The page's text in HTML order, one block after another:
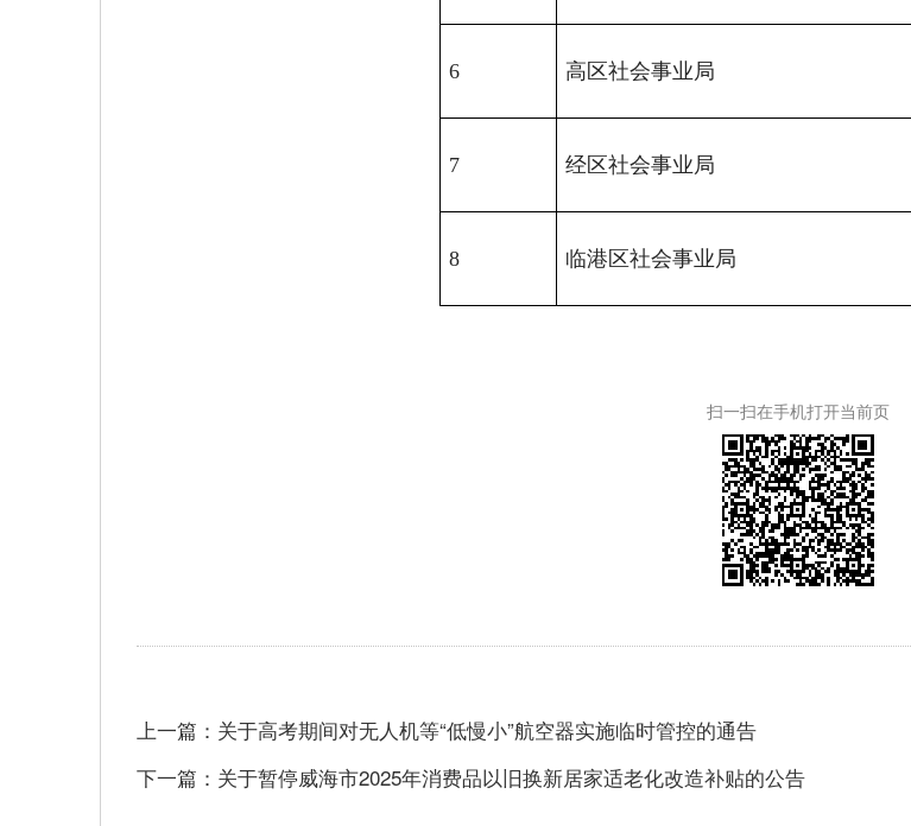
6 高区社会事业局
7 经区社会事业局
8 临港区社会事业局
扫一扫在手机打开当前页
上一篇：关于高考期间对无人机等“低慢小”航空器实施临时管控的通告
下一篇：关于暂停威海市2025年消费品以旧换新居家适老化改造补贴的公告